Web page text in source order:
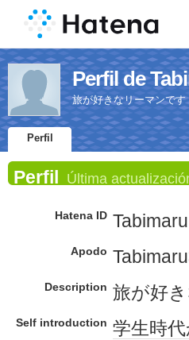
Perfil de
旅が好きなリーマンです
Perfil
Perfil Última
Hatena ID Tabimaru
Apodo
Description 旅が好
Self introduction 学生時代